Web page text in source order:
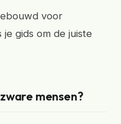
voor
gids om de juiste
mensen?